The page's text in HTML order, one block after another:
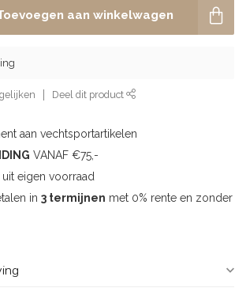
aan winkelwagen
Deel dit product
aan vechtsportartikelen
VANAF €75,-
eigen voorraad
in 3 termijnen met 0% rente en zonder